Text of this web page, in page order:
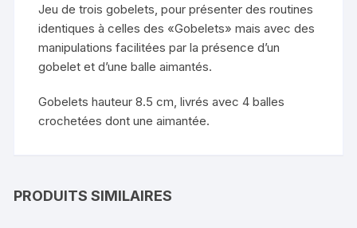
Jeu de trois gobelets, pour présenter des routines
identiques à celles des «Gobelets» mais avec des
manipulations facilitées par la présence d’un
gobelet et d’une balle aimantés.
Gobelets hauteur 8.5 cm, livrés avec 4 balles
crochetées dont une aimantée.
PRODUITS SIMILAIRES